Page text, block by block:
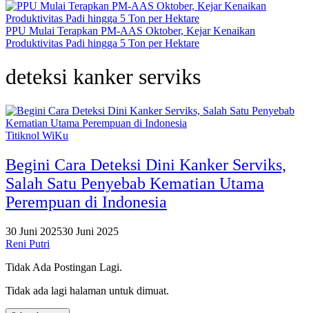
PPU Mulai Terapkan PM-AAS Oktober, Kejar Kenaikan
Produktivitas Padi hingga 5 Ton per Hektare
deteksi kanker serviks
Titiknol WiKu
Begini Cara Deteksi Dini Kanker Serviks,
Salah Satu Penyebab Kematian Utama
Perempuan di Indonesia
30 Juni 202530 Juni 2025
Reni Putri
Tidak Ada Postingan Lagi.
Tidak ada lagi halaman untuk dimuat.